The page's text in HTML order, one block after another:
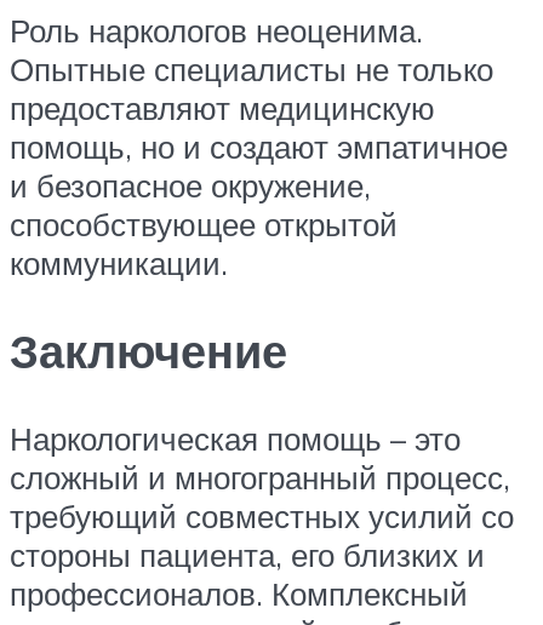
Роль наркологов неоценима.
Опытные специалисты не только
предоставляют медицинскую
помощь, но и создают эмпатичное
и безопасное окружение,
способствующее открытой
коммуникации.
Заключение
Наркологическая помощь – это
сложный и многогранный процесс,
требующий совместных усилий со
стороны пациента, его близких и
профессионалов. Комплексный